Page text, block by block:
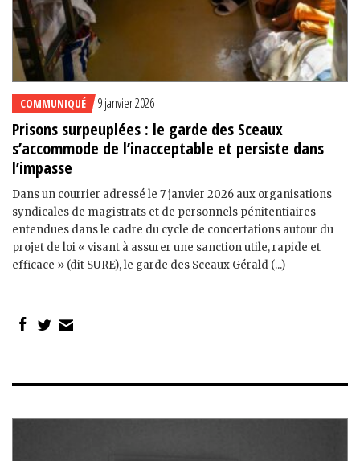
COMMUNIQUÉ 9 janvier 2026
Prisons surpeuplées : le garde des Sceaux
s’accommode de l’inacceptable et persiste dans
l’impasse
Dans un courrier adressé le 7 janvier 2026 aux organisations
syndicales de magistrats et de personnels pénitentiaires
entendues dans le cadre du cycle de concertations autour du
projet de loi « visant à assurer une sanction utile, rapide et
efficace » (dit SURE), le garde des Sceaux Gérald (...)